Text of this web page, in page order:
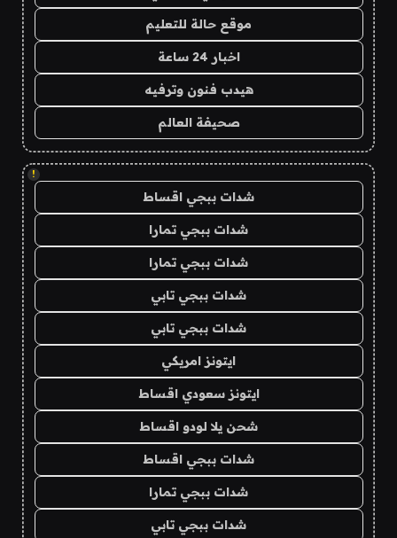
موقع حالة للتعليم
اخبار 24 ساعة
هيدب فنون وترفيه
صحيفة العالم
!
شدات ببجي اقساط
شدات ببجي تمارا
شدات ببجي تمارا
شدات ببجي تابي
شدات ببجي تابي
ايتونز امريكي
ايتونز سعودي اقساط
شحن يلا لودو اقساط
شدات ببجي اقساط
شدات ببجي تمارا
شدات ببجي تابي